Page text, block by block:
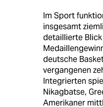
Im Sport
insgesamt
detaillierte
deutsche
vergangenen
Integrierten
Nikagbatse,
Amerikaner